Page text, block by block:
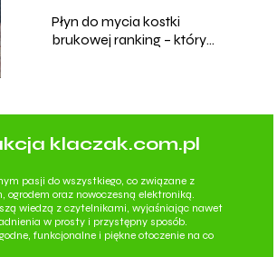
Płyn do mycia kostki
brukowej ranking – który
klaczak.com.pl
pasji do wszystkiego, co związane z
ogrodem oraz nowoczesną elektroniką.
wiedzą z czytelnikami, wyjaśniając nawet
w prosty i przystępny sposób.
funkcjonalne i piękne otoczenie na co